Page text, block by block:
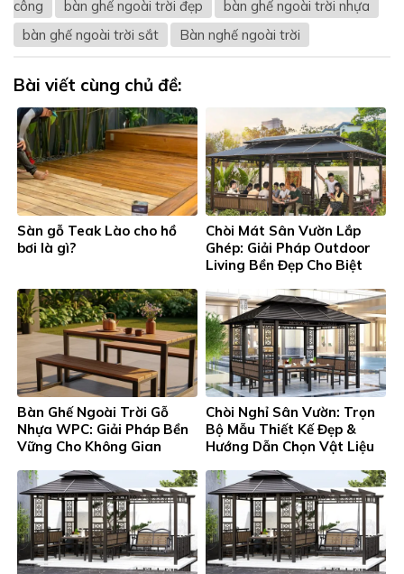
công
bàn ghế ngoài trời đẹp
bàn ghế ngoài trời nhựa
bàn ghế ngoài trời sắt
Bàn nghế ngoài trời
Bài viết cùng chủ đề:
Sàn gỗ Teak Lào cho hồ
bơi là gì?
Chòi Mát Sân Vườn Lắp
Ghép: Giải Pháp Outdoor
Living Bền Đẹp Cho Biệt
Bàn Ghế Ngoài Trời Gỗ
Nhựa WPC: Giải Pháp Bền
Vững Cho Không Gian
Chòi Nghỉ Sân Vườn: Trọn
Bộ Mẫu Thiết Kế Đẹp &
Hướng Dẫn Chọn Vật Liệu